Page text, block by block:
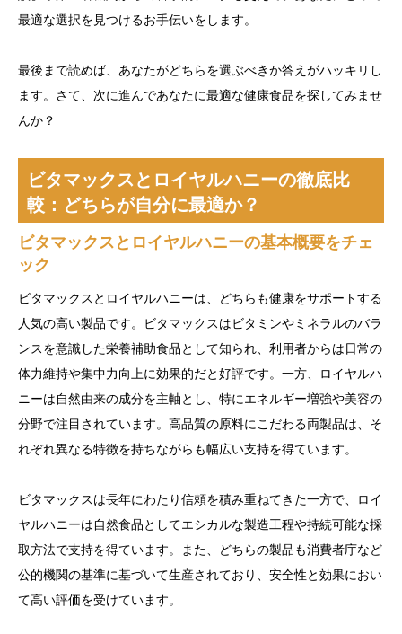
最適な選択を見つけるお手伝いをします。
最後まで読めば、あなたがどちらを選ぶべきか答えがハッキリし
ます。さて、次に進んであなたに最適な健康食品を探してみませ
んか？
ビタマックスとロイヤルハニーの徹底比
較：どちらが自分に最適か？
ビタマックスとロイヤルハニーの基本概要をチェ
ック
ビタマックスとロイヤルハニーは、どちらも健康をサポートする
人気の高い製品です。ビタマックスはビタミンやミネラルのバラ
ンスを意識した栄養補助食品として知られ、利用者からは日常の
体力維持や集中力向上に効果的だと好評です。一方、ロイヤルハ
ニーは自然由来の成分を主軸とし、特にエネルギー増強や美容の
分野で注目されています。高品質の原料にこだわる両製品は、そ
れぞれ異なる特徴を持ちながらも幅広い支持を得ています。
ビタマックスは長年にわたり信頼を積み重ねてきた一方で、ロイ
ヤルハニーは自然食品としてエシカルな製造工程や持続可能な採
取方法で支持を得ています。また、どちらの製品も消費者庁など
公的機関の基準に基づいて生産されており、安全性と効果におい
て高い評価を受けています。